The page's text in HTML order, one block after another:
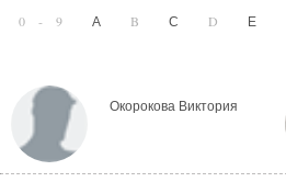
0-9 A B C D E
Окорокова Виктория